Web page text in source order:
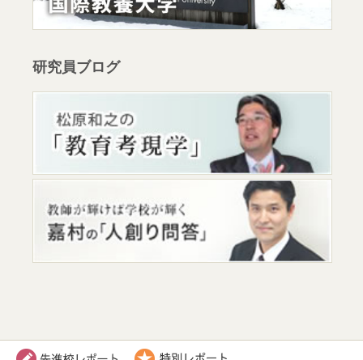
研究員ブログ